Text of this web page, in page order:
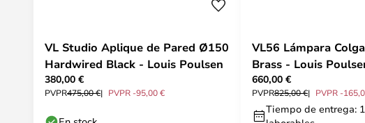
VL Studio Aplique de Pared Ø150
Hardwired Black - Louis Poulsen
380,00 €
PVPR475,00 € PVPR -95,00 €
VL56 Lámpara
Brass - Louis
660,00 €
PVPR825,00 € PVPR -
Tiempo de entrega: